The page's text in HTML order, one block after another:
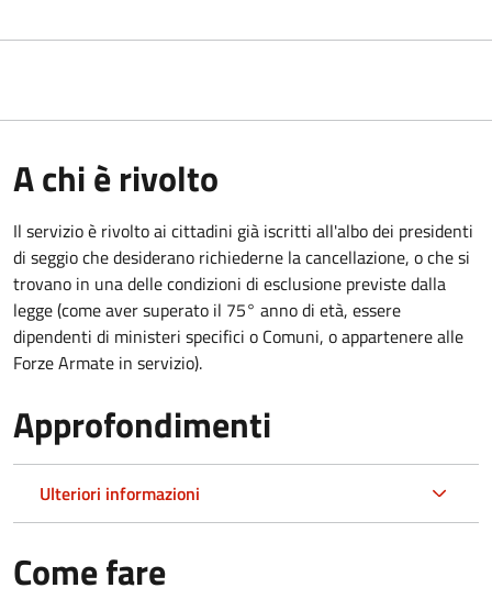
A chi è rivolto
Il servizio è rivolto ai cittadini già iscritti all'albo dei presidenti
di seggio che desiderano richiederne la cancellazione, o che si
trovano in una delle condizioni di esclusione previste dalla
legge (come aver superato il 75° anno di età, essere
dipendenti di ministeri specifici o Comuni, o appartenere alle
Forze Armate in servizio).
Approfondimenti
Ulteriori informazioni
Come fare